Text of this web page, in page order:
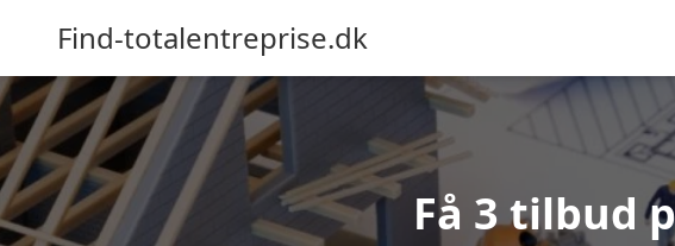
Find-totalentreprise.dk
Få 3 tilbud